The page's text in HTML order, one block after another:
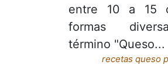
entre 10 a 15
formas
término "Queso...
recetas queso